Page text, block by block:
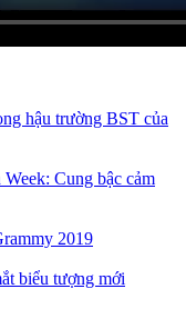
hậu trường BST của
Cung bậc cảm
2019
biểu tượng mới